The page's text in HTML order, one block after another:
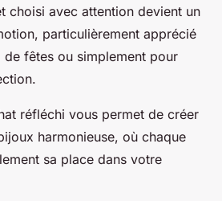
choisi avec attention devient un
particulièrement apprécié
fêtes ou simplement pour
réfléchi vous permet de créer
harmonieuse, où chaque
sa place dans votre